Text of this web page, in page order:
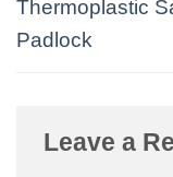
Thermoplastic
Padlock
Leave a